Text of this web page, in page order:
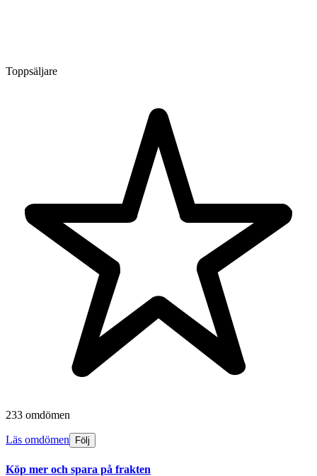
Toppsäljare
233 omdömen
Läs omdömen Följ
Köp mer och spara på frakten